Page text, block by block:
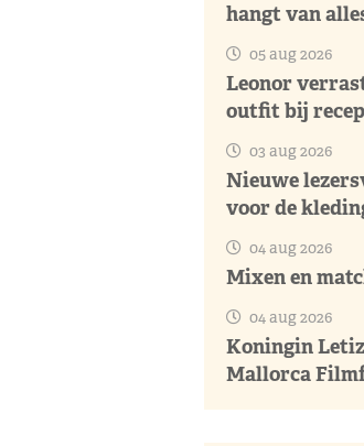
hangt van
05 aug 2026
Leonor
outfit bij
03 aug 2026
Nieuwe
voor de
04 aug 2026
Mixen en
04 aug 2026
Koningin
Mallorca